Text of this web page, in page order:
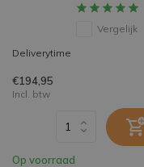
Vergelijk
Deliverytime
€194,95
Incl. btw
Op voorraad